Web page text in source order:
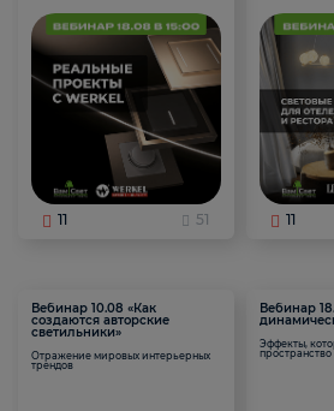
11 51 11
Вебинар 10.08 «Как
создаются авторские
светильники»
Отражение мировых интерьерных
трендов
Вебинар
Эффекты,
пространство